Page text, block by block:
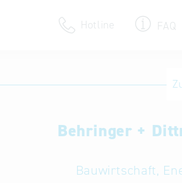
Hotline FAQ
Eintrag
der Slowakei
Behringer +
Bauwirtschaft,